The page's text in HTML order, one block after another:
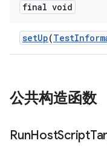
final void
setUp(Test
公共构造函数
RunHostScript